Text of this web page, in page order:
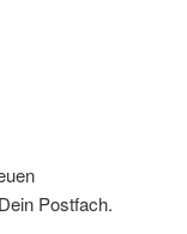
Postfach.